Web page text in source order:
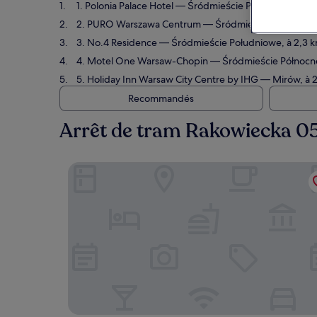
1. Polonia Palace Hotel— Śródmieście Południowe, à
2. PURO Warszawa Centrum— Śródmieście
3. No.4 Residence— Śródmieście Południowe, à 2,3
4. Motel One Warsaw-Chopin— Śródmieście
5. Holiday Inn Warsaw City Centre by IHG— Mirów, à
Recommandés
Arrêt de tram Rakowiecka